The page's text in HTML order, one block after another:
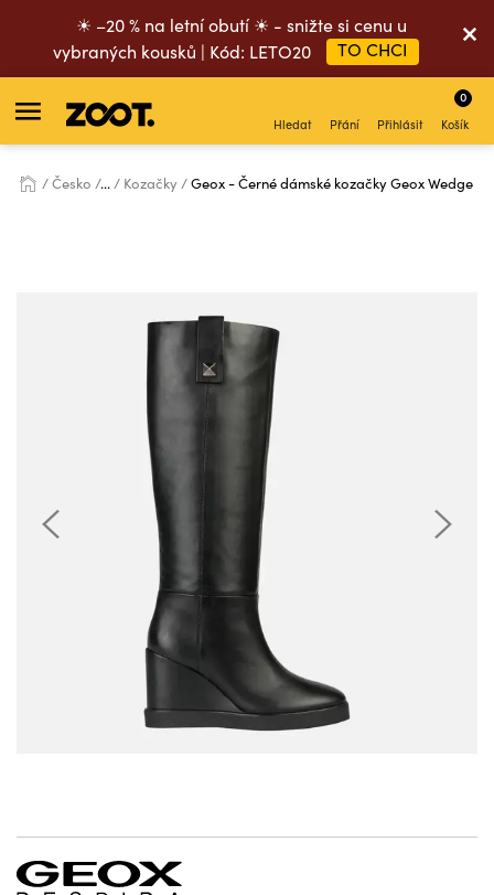
☀ –20 % na letní obutí ☀ - snižte si cenu u
vybraných kousků | Kód: LETO20
TO CHCI
Hledat Přání Přihlásit Košík
0
Česko ... Kozačky Geox - Černé dámské kozačky Geox Wedge